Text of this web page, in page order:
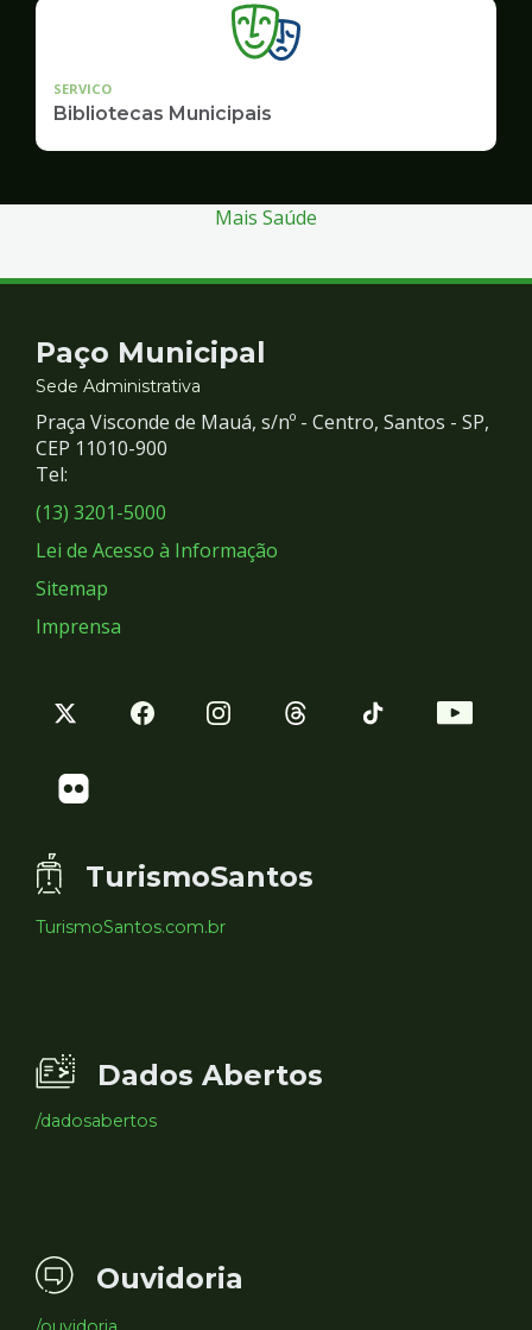
SERVICO
Bibliotecas Municipais
Mais Saúde
Contato
e
Redes
Sociais
Paço Municipal
Sede Administrativa
Praça Visconde de Mauá, s/nº - Centro, Santos - SP,
CEP 11010-900
Tel:
(13) 3201-5000
Lei de Acesso à Informação
Sitemap
Imprensa
TurismoSantos
TurismoSantos.com.br
Dados Abertos
/dadosabertos
Ouvidoria